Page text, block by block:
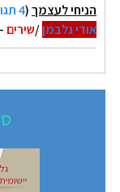
הניחי לעצמך(4 תגובות
אודי גלבמן/שירים -07/08/2026 23:18